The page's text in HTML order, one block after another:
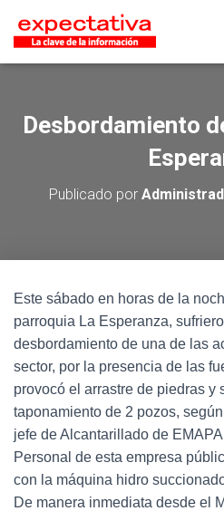
Desbordamiento
Publicado por
Este sábado en horas de la
parroquia La Esperanza,
desbordamiento de una de las
sector, por la presencia de las
provocó el arrastre de piedras y
taponamiento de 2 pozos,
jefe de Alcantarillado de
Personal de esta empresa
con la máquina hidro
De manera inmediata desde el